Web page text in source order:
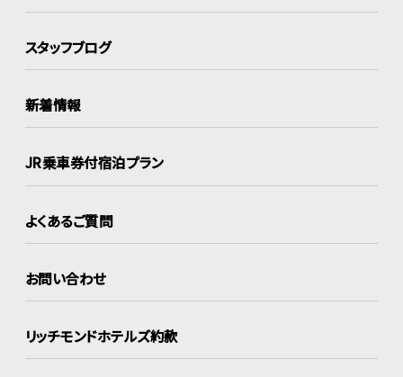
スタッフブログ
新着情報
JR乗車券付宿泊プラン
よくあるご質問
お問い合わせ
リッチモンドホテルズ約款